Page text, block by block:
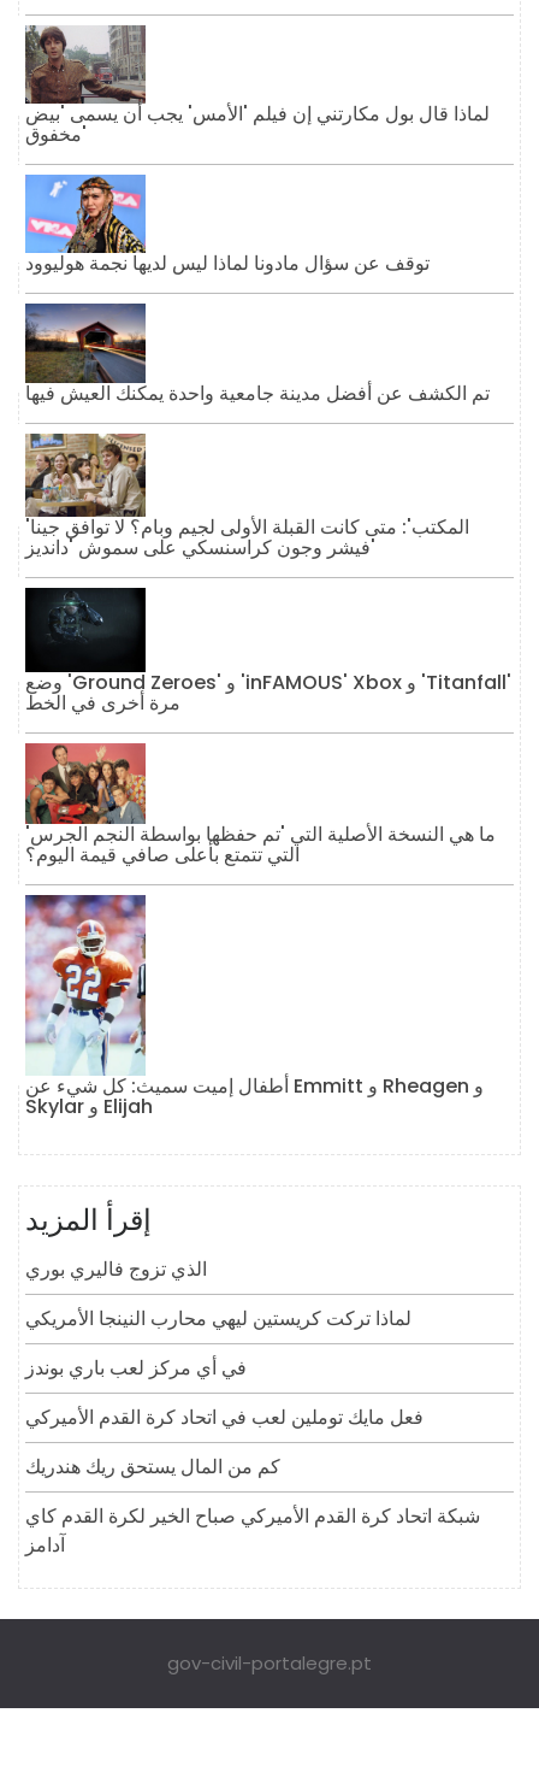
لماذا قال بول مكارتني إن فيلم 'الأمس' يجب أن يسمى 'بيض
مخفوق'
توقف عن سؤال مادونا لماذا ليس لديها نجمة هوليوود
تم الكشف عن أفضل مدينة جامعية واحدة يمكنك العيش فيها
'المكتب': متى كانت القبلة الأولى لجيم وبام؟ لا توافق جينا
فيشر وجون كراسنسكي على سموش 'دانديز'
وضع 'Ground Zeroes' و 'inFAMOUS' Xbox و 'Titanfall'
مرة أخرى في الخط
ما هي النسخة الأصلية التي 'تم حفظها بواسطة النجم الجرس'
التي تتمتع بأعلى صافي قيمة اليوم؟
أطفال إميت سميث: كل شيء عن Emmitt و Rheagen و
Skylar و Elijah
إقرأ المزيد
الذي تزوج فاليري بوري
لماذا تركت كريستين ليهي محارب النينجا الأمريكي
في أي مركز لعب باري بوندز
فعل مايك توملين لعب في اتحاد كرة القدم الأميركي
كم من المال يستحق ريك هندريك
شبكة اتحاد كرة القدم الأميركي صباح الخير لكرة القدم كاي
آدامز
gov-civil-portalegre.pt